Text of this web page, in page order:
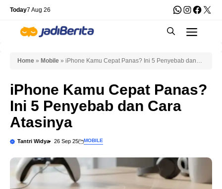
Skip
content
Today7 Aug 26 WhatsApp
X
Home » Mobile » iPhone Kamu Cepat Panas? Ini 5 Penyebab dan
iPhone Kamu Cepat Panas?
Ini 5 Penyebab dan Cara
Atasinya
Tantri Widya 26 Sep 25 MOBILE